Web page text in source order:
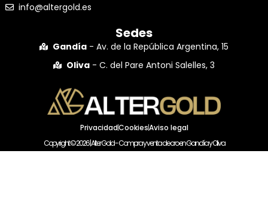
info@altergold.es
Sedes
Gandía - Av. de la República Argentina, 15
Oliva - C. del Pare Antoni Salelles, 3
PrivacidadCookiesAviso legal
Copyright © 2026 | Alter Gold - Compra y venta de oro en Gandía y Oliva